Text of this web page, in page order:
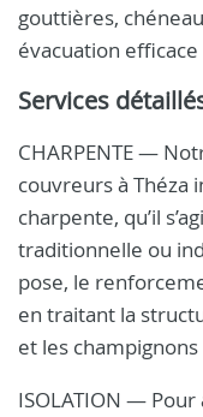
gouttières,
évacuation
Services
CHARPENTE —
couvreurs à Théza
charpente, qu’il
traditionnelle ou
pose, le
en traitant la
et les
ISOLATION —